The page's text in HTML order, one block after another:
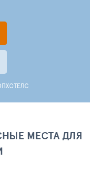
МЕСТА ДЛЯ